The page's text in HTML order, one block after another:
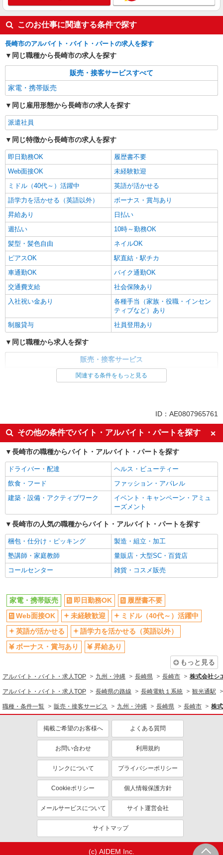
このお仕事に関連する条件で探す
長崎市のアルバイト・バイト・パートの求人を探す
同じ職種から長崎市の求人を探す
販売・接客サービスすべて
家電・携帯販売
同じ雇用形態から長崎市の求人を探す
派遣社員
同じ特徴から長崎市の求人を探す
即日勤務OK
履歴書不要
Web面接OK
未経験歓迎
ミドル（40代～）活躍中
英語が活かせる
語学力を活かせる（英語以外）
ボーナス・賞与あり
昇給あり
日払い
週払い
10時～勤務OK
髪型・髪色自由
ネイルOK
ピアスOK
駅直結・駅チカ
車通勤OK
バイク通勤OK
交通費支給
社会保険あり
入社祝い金あり
各種手当（家族・役職・インセン
ティブなど）あり
制服貸与
社員登用あり
同じ職種から求人を探す
販売・接客サービス
英語が活かせる
ボーナス・賞与あり
日払い
車通勤OK
交通費支給
社会保険あり
社員登用あり
関連する条件をもっと見る
ID：AE0807965761
その他の条件でバイト・アルバイト・パートを探す
長崎市の職種からバイト・アルバイト・パートを探す
ドライバー・配達
ヘルス・ビューティー
飲食・フード
ファッション・アパレル
建築・設備・アクティブワーク
イベント・キャンペーン・アミュ
ーズメント
長崎市の人気の職種からバイト・アルバイト・パートを探す
梱包・仕分け・ピッキング
製造・組立・加工
塾講師・家庭教師
量販店・大型SC・百貨店
コールセンター
雑貨・コスメ販売
家電・携帯販売 即日勤務OK
履歴書不要
Web面接OK
未経験歓迎
ミドル（40代～）活躍中
英語が活かせる
語学力を活かせる（英語以外）
ボーナス・賞与あり
昇給あり
もっと見る
アルバイト・バイト・求人TOP 九州・沖縄 長崎県 長崎市 株式会社シ
アルバイト・バイト・求人TOP 長崎県の路線 長崎電軌１系統 観光通駅
職種・条件一覧 販売・接客サービス 九州・沖縄 長崎県 長崎市 株
掲載ご希望のお客様へ よくある質問
お問い合わせ 利用規約
リンクについて プライバシーポリシー
Cookieポリシー 個人情報保護方針
メールサービスについて サイト運営会社
サイトマップ
(c) AIDEM Inc.